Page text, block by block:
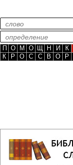
П О М О Щ Н И
К
К
Р О С С В О Р